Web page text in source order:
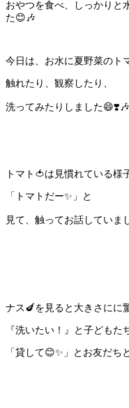
おやつを食べ、しっかりと
た😊🎶
今日は、お水に夏野菜の
触れたり、観察したり、
洗ってみたりしました😄❣️🎶
トマト🍅は見慣れている様
「トマトだー✨」と
見て、触ってお話していま
ナス🍆を見ると大きさにに
『洗いたい！』と子どもた
「貸して😊✨」とお友だ